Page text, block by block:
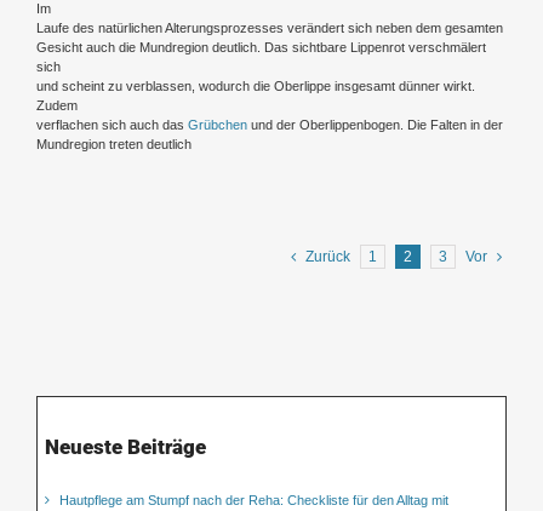
Im
Laufe des natürlichen Alterungsprozesses verändert sich neben dem gesamten
Gesicht auch die Mundregion deutlich. Das sichtbare Lippenrot verschmälert
sich
und scheint zu verblassen, wodurch die Oberlippe insgesamt dünner wirkt.
Zudem
verflachen sich auch das Grübchen und der Oberlippenbogen. Die Falten in der
Mundregion treten deutlich
Zurück 1 2 3 Vor
Neueste Beiträge
Hautpflege am Stumpf nach der Reha: Checkliste für den Alltag mit